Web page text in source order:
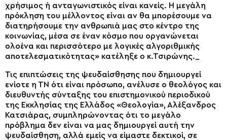
χρήσιμος ή ανταγωνιστικός είναι κανείς. Η μεγάλη
πρόκληση του μέλλοντος είναι αν θα μπορέσουμε να
διατηρήσουμε την ανθρωπιά μας στο κέντρο της
κοινωνίας, μέσα σε έναν κόσμο που οργανώνεται
ολοένα και περισσότερο με λογικές αλγοριθμικής
αποτελεσματικότητας» κατέληξε ο κ.Τσιρώνης._
Τις επιπτώσεις της ψευδαίσθησης που δημιουργεί
ενίοτε η ΤΝ ότι είναι πρόσωπο, ανέλυσε ο θεολόγος και
διευθυντής σύνταξης του επιστημονικού περιοδικού
της Εκκλησίας της Ελλάδος «Θεολογία», Αλέξανδρος
Κατσιάρας, συμπληρώνοντας ότι το μεγάλο
πρόβλημα δεν είναι να μας δημιουργεί αυτή την
ψευδαίσθηση, αλλά εμείς να είμαστε δεκτικοί, σε